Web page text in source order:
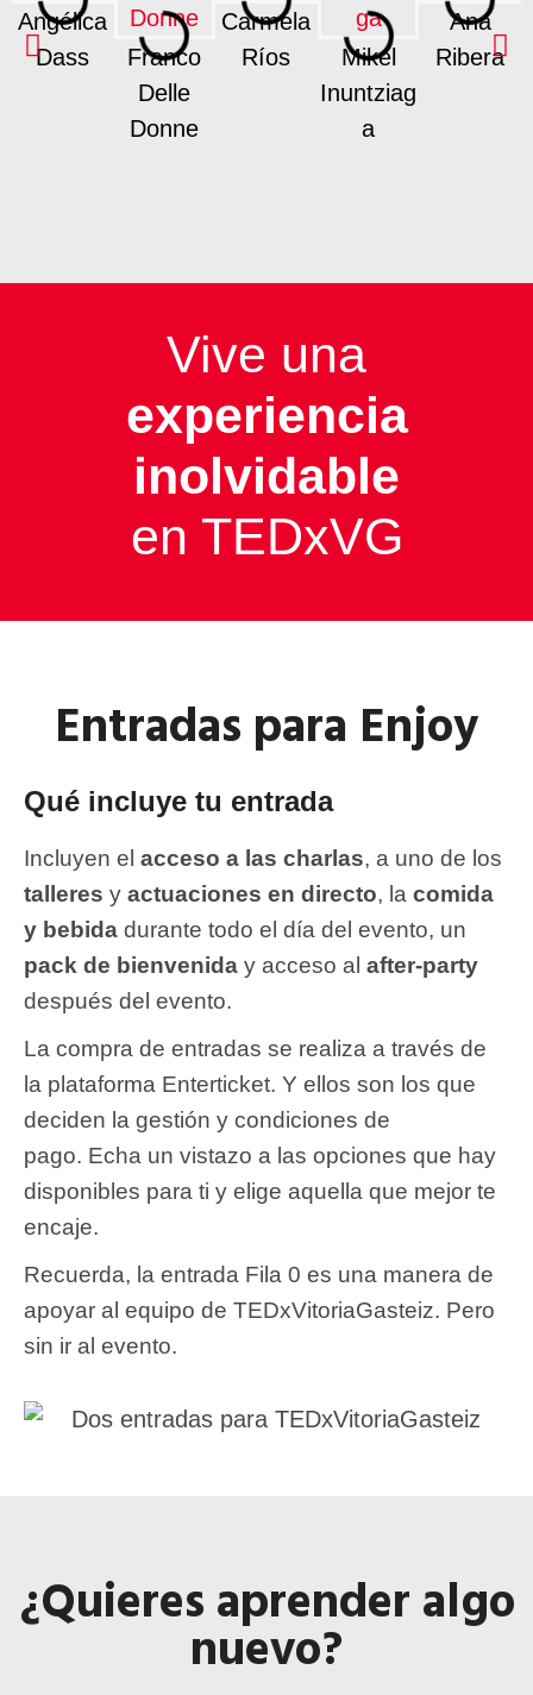
Angélica
Dass
Franco
Delle
Donne
Carmela
Ríos
Mikel
Inuntziag
a
Ana
Ribera
Vive una
experiencia
inolvidable
en TEDxVG
Entradas para Enjoy
Qué incluye tu entrada
Incluyen el acceso a las charlas, a uno de los
talleres y actuaciones en directo, la comida
y bebida durante todo el día del evento, un
pack de bienvenida y acceso al after-party
después del evento.
La compra de entradas se realiza a través de
la plataforma Enterticket. Y ellos son los que
deciden la gestión y condiciones de
pago. Echa un vistazo a las opciones que hay
disponibles para ti y elige aquella que mejor te
encaje.
Recuerda, la entrada Fila 0 es una manera de
apoyar al equipo de TEDxVitoriaGasteiz. Pero
sin ir al evento.
¿Quieres aprender algo
nuevo?